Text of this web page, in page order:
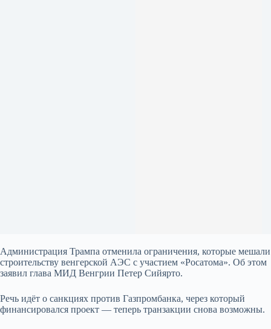
Администрация Трампа отменила ограничения, которые мешали
строительству венгерской АЭС с участием «Росатома». Об этом
заявил глава МИД Венгрии Петер Сийярто.
Речь идёт о санкциях против Газпромбанка, через который
финансировался проект — теперь транзакции снова возможны.